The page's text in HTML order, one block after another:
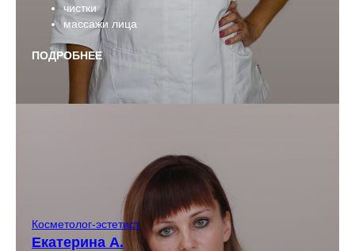
чистки
массажи лица
ПОДРОБНЕЕ
Косметолог-эстетист
Екатерина А.